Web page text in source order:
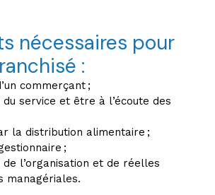
nécessaires pour
:
commerçant ;
service et être à l’écoute des
la distribution alimentaire ;
;
l’organisation et de réelles
managériales.